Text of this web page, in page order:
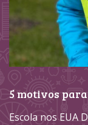
5 motivos
Escola nos EUA